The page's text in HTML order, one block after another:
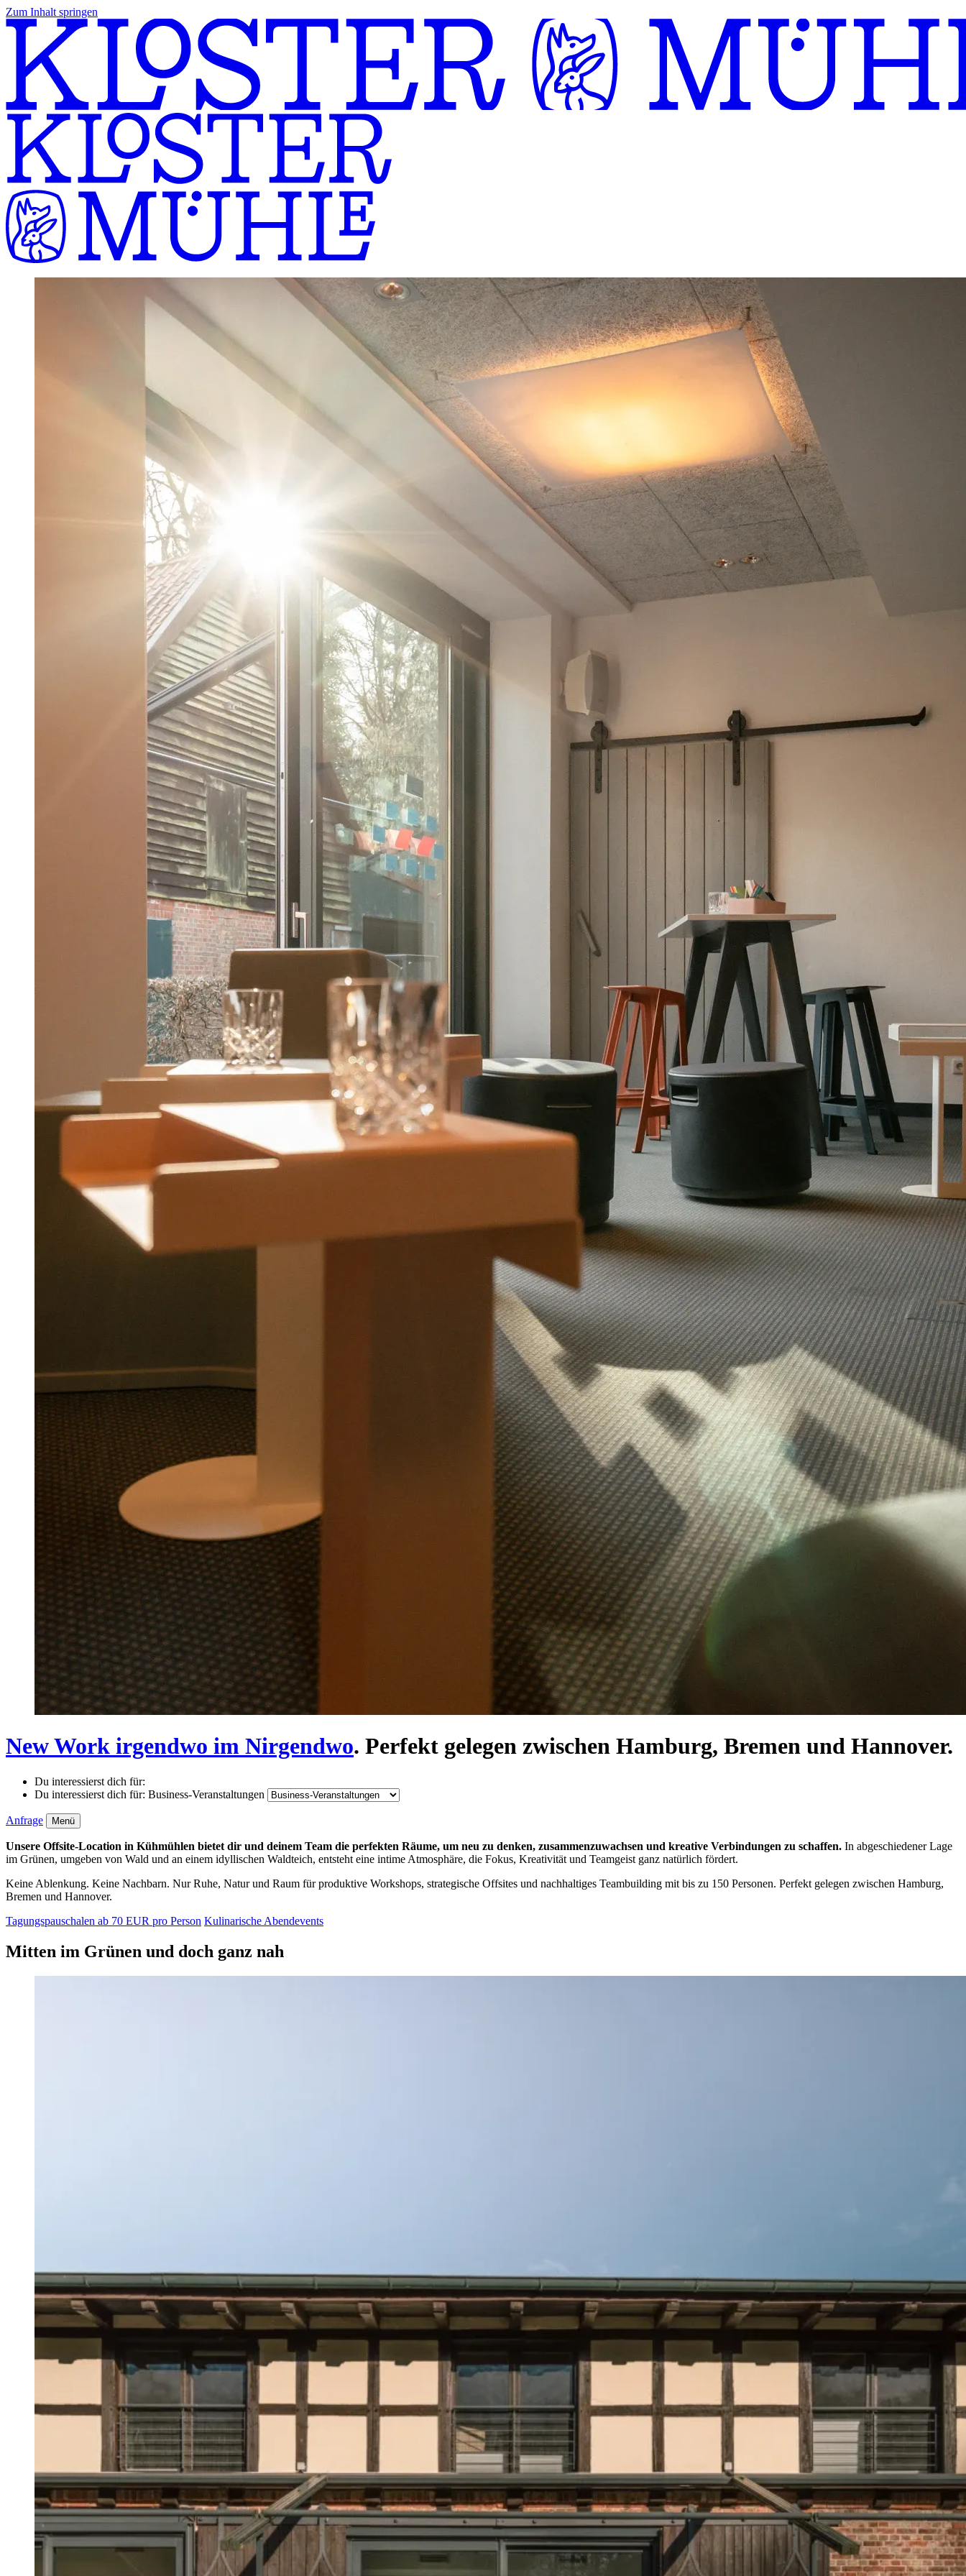
Zum Inhalt springen
New Work irgendwo im Nirgendwo. Perfekt gelegen zwischen Hamburg, Bremen und Hannover.
Du interessierst dich für:
Du interessierst dich für: Business-Veranstaltungen
Anfrage Menü
Unsere Offsite-Location in Kühmühlen bietet dir und deinem Team die perfekten Räume, um neu zu denken, zusammenzuwachsen und kreative Verbindungen zu schaffen. In abgeschiedener Lage
im Grünen, umgeben von Wald und an einem idyllischen Waldteich, entsteht eine intime Atmosphäre, die Fokus, Kreativität und Teamgeist ganz natürlich fördert.
Keine Ablenkung. Keine Nachbarn. Nur Ruhe, Natur und Raum für produktive Workshops, strategische Offsites und nachhaltiges Teambuilding mit bis zu 150 Personen. Perfekt gelegen zwischen Hamburg,
Bremen und Hannover.
Tagungspauschalen ab 70 EUR pro Person Kulinarische Abendevents
Mitten im Grünen und doch ganz nah